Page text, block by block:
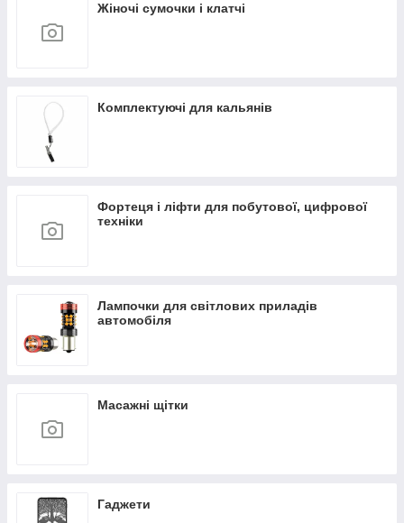
Жіночі сумочки і клатчі
Комплектуючі для кальянів
Фортеця і ліфти для побутової, цифрової
техніки
Лампочки для світлових приладів
автомобіля
Масажні щітки
Гаджети